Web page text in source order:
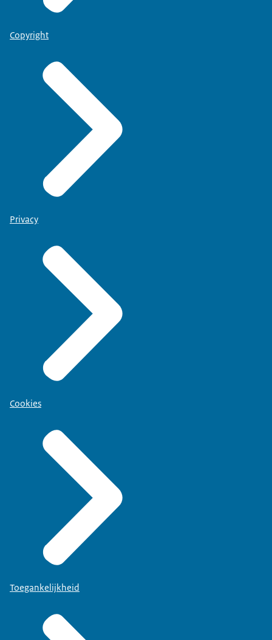
Copyright
Privacy
Cookies
Toegankelijkheid